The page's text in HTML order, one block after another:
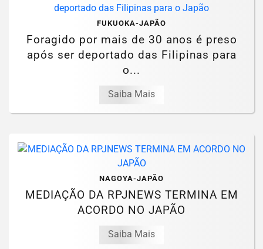
FUKUOKA-JAPÃO
Foragido por mais de 30 anos é preso
após ser deportado das Filipinas para
o...
Saiba Mais
NAGOYA-JAPÃO
MEDIAÇÃO DA RPJNEWS TERMINA EM
ACORDO NO JAPÃO
Saiba Mais